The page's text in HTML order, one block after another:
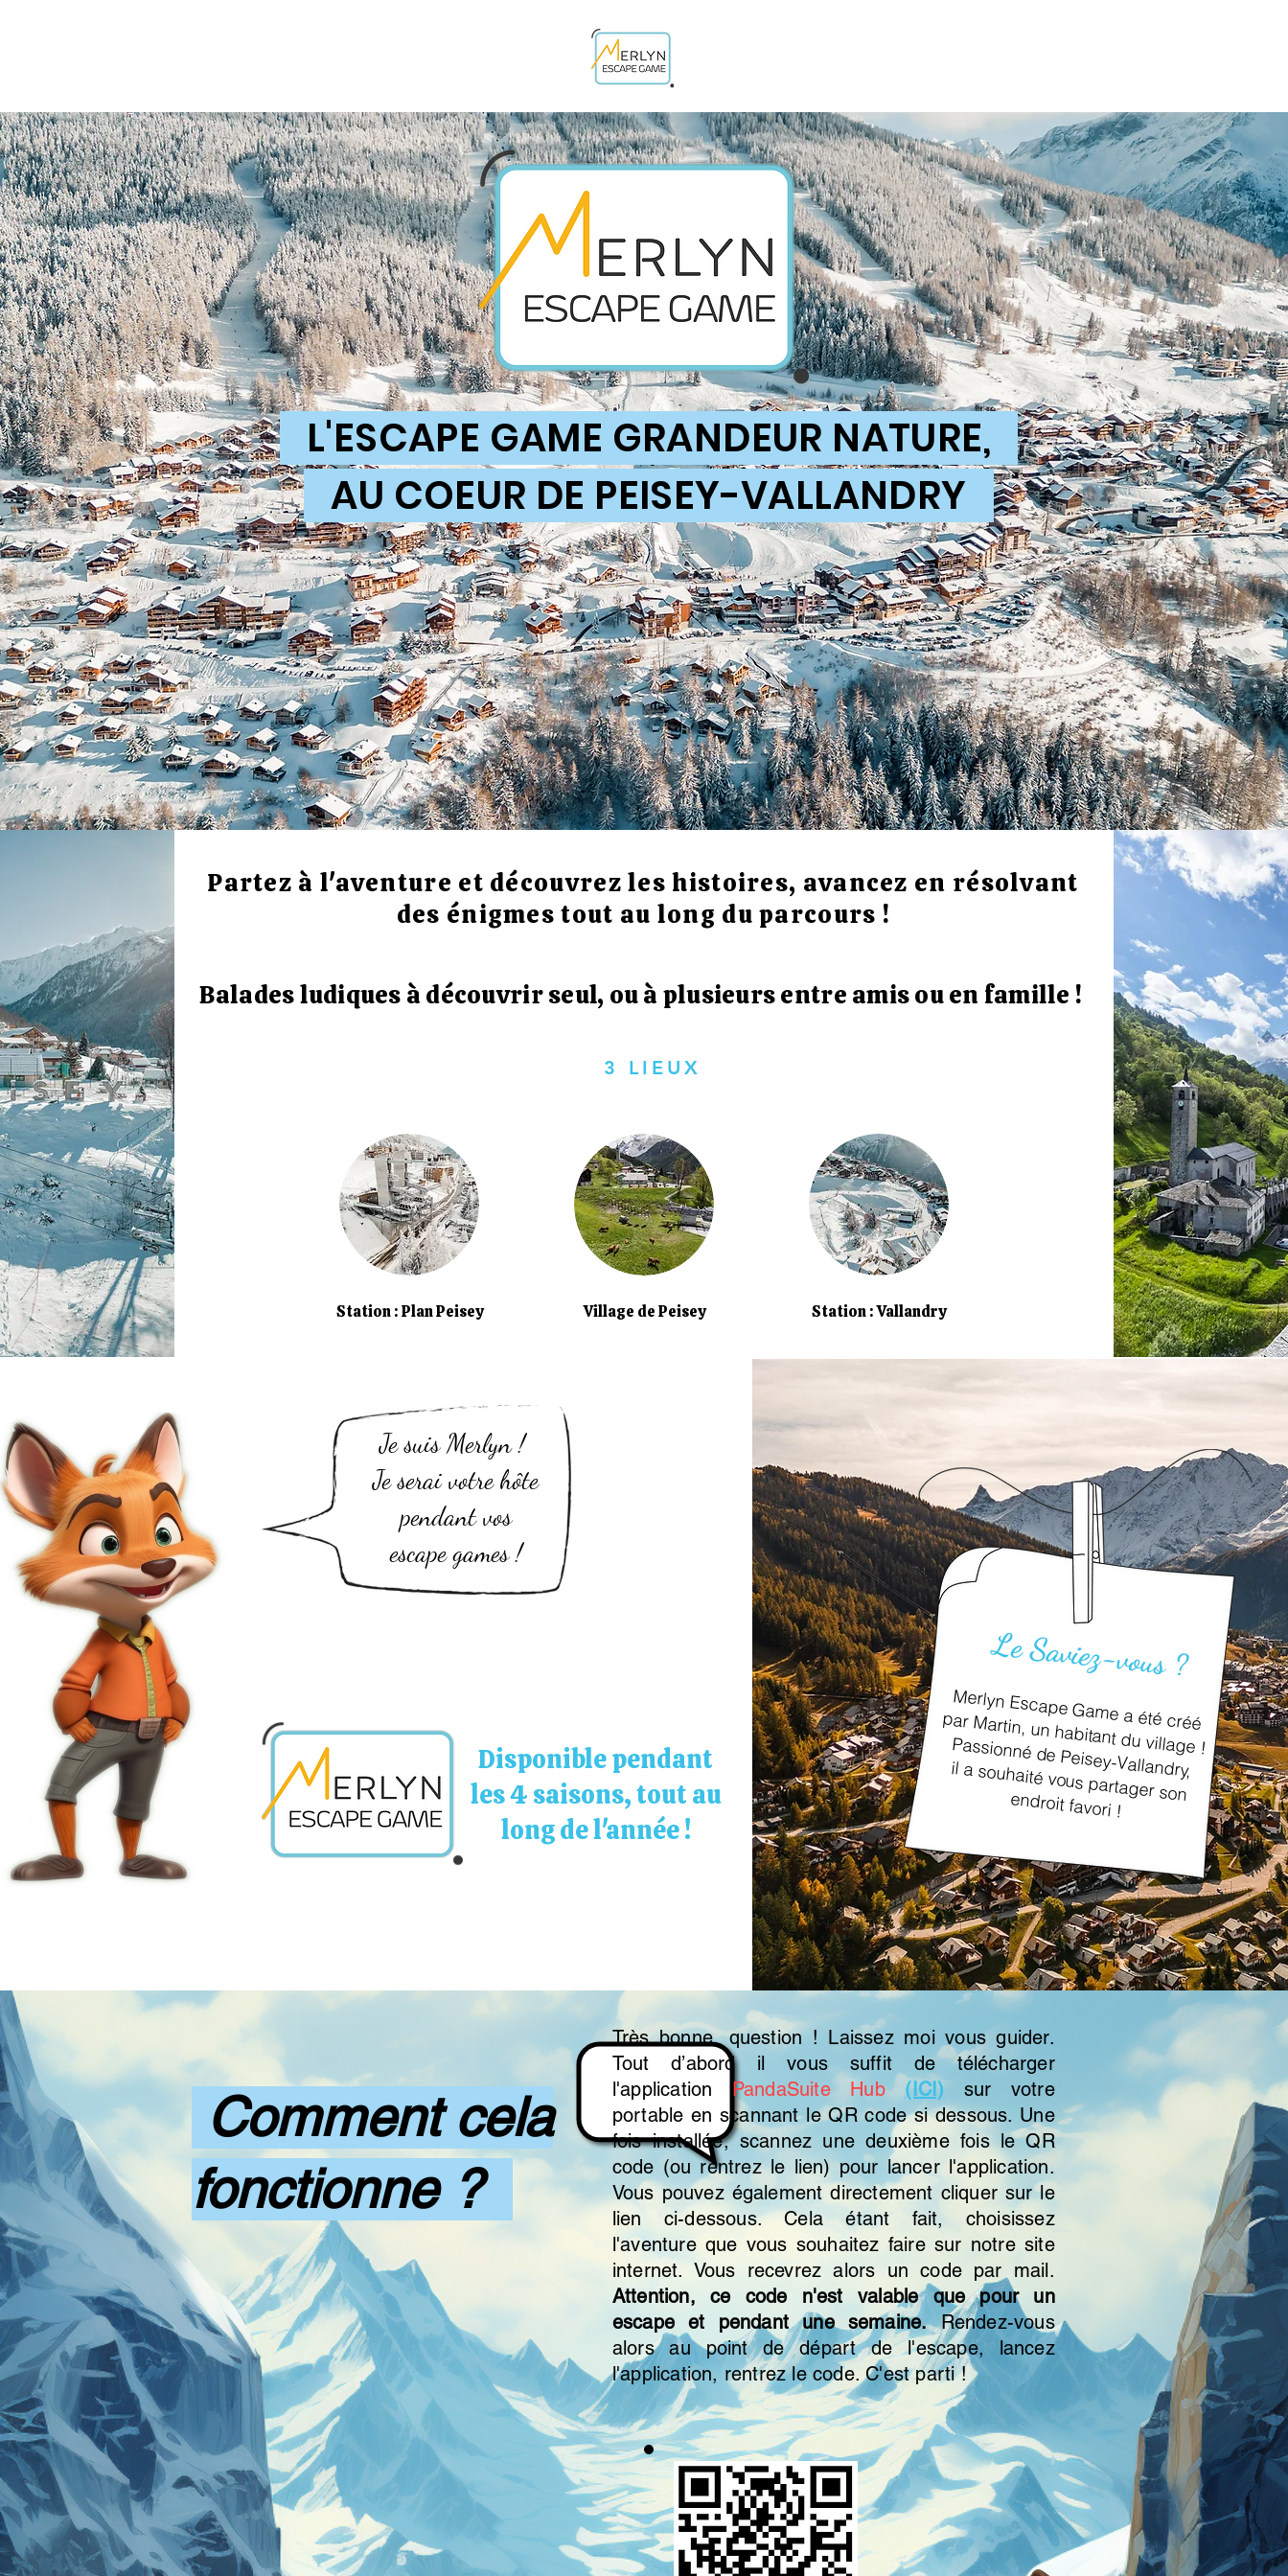
L'ESCAPE GAME GRANDEUR NATURE,
AU COEUR DE PEISEY-VALLANDRY
Partez à l'aventure et découvrez les histoires, avancez en résolvant
des énigmes tout au long du parcours !
Balades ludiques à découvrir seul, ou à plusieurs entre amis ou en famille !
3 LIEUX
Station : Plan Peisey Village de Peisey Station : Vallandry
Je suis Merlyn !
Je serai votre hôte
pendantvos
escape games !
Disponible pendant
les 4 saisons, tout au
long de l'année !
Le Saviez-vous ?
Merlyn Escape Game a été créé
par Martin, un habitant du village !
Passionné de Peisey-Vallandry,
il a souhaité vous partager son
endroit favori !
Comment cela
fonctionne ?
Très bonne, question ! Laissez moi vous guider.
Tout d’abord il vous suffit de télécharger
l'application PandaSuite Hub (ICI) sur votre
portable en scannant le QR code si dessous. Une
fois installée, scannez une deuxième fois le QR
code (ou rentrez le lien) pour lancer l'application.
Vous pouvez également directement cliquer sur le
lien ci-dessous. Cela étant fait, choisissez
l'aventure que vous souhaitez faire sur notre site
internet. Vous recevrez alors un code par mail.
Attention, ce code n'est valable que pour un
escape et pendant une semaine.Rendez-vous
alors au point de départ de l'escape, lancez
l'application, rentrez le code. C'est parti !